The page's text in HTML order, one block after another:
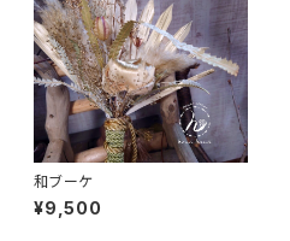
和ブーケ
¥9,500